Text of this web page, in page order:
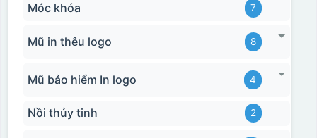
Móc khóa 7
Mũ in thêu logo 8
Mũ bảo hiểm In logo 4
Nồi thủy tinh 2